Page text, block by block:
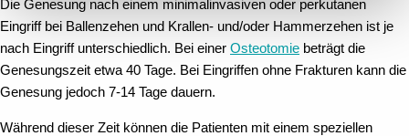
Die Genesung nach einem minimalinvasiven oder perkutanen
Eingriff bei Ballenzehen und Krallen- und/oder Hammerzehen ist je
nach Eingriff unterschiedlich. Bei einer Osteotomie beträgt die
Genesungszeit etwa 40 Tage. Bei Eingriffen ohne Frakturen kann die
Genesung jedoch 7-14 Tage dauern.
Während dieser Zeit können die Patienten mit einem speziellen